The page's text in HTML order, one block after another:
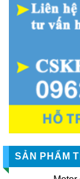
SẢN PHẨM